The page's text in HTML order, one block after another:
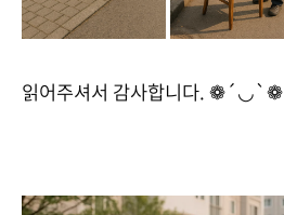
읽어주셔서 감사합니다. ❁´◡`❁